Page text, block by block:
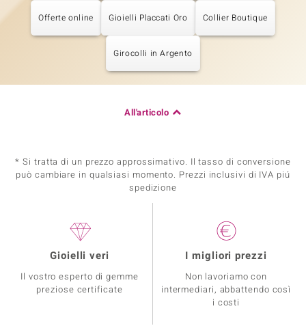
Offerte online Gioielli Placcati Oro Collier Boutique
Girocolli in Argento
All'articolo
* Si tratta di un prezzo approssimativo. Il tasso di conversione
può cambiare in qualsiasi momento. Prezzi inclusivi di IVA piú
spedizione
Gioielli veri
Il vostro esperto di gemme
preziose certificate
I migliori prezzi
Non lavoriamo con
intermediari, abbattendo così
i costi